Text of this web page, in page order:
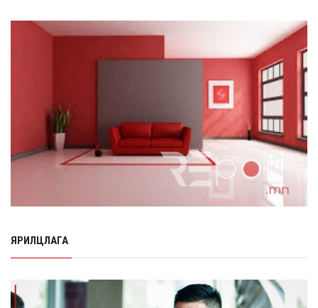
барилгын ажлын нийт гүйцэтгэл 74.5 хув...
Нэгдүгээр ангид элсэгчдийн бүртгэлийг энэ сарын 17-
ноос E-Mongolia системээр зохи...
Өчигдөр согтуугаар тээврийн хэрэгсэл жолоодсон
95 хэрэг бүртгэгджээ
8 сарын 06, 2026
Хүүхдийн мөнгө, халамж, тэтгэмжийг энэ сарын 20-нд
НӨАТ-ын буцаан олголтыг 8 хувь болгох өргөдөлд 14
ЯРИЛЦЛАГА